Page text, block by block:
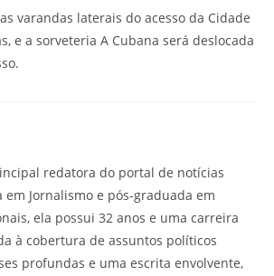
varandas laterais do acesso da Cidade
e a sorveteria A Cubana será deslocada
redatora do portal de notícias
em Jornalismo e pós-graduada em
ela possui 32 anos e uma carreira
à cobertura de assuntos políticos
profundas e uma escrita envolvente,